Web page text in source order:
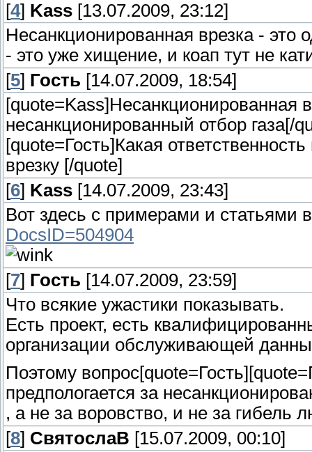
[4] Kass [13.07.2009, 23:12]
Несанкционированная врезка - это
- это уже хищение, и коап тут не
[5] Гость [14.07.2009, 18:54]
[quote=Kass]Несанкционированная
несанкционированный отбор газа[/
[quote=Гость]Какая
врезку [/quote]
[6] Kass [14.07.2009, 23:43]
Вот здесь с примерами и статьями
DocsID=504904
[7] Гость [14.07.2009, 23:59]
Что всякие ужастики показывать.
Есть проект, есть
организации обслуживающей
Поэтому
предпологается за
, а не за воровство, и не за
[8] СвятослаВ [15.07.2009, 00:10]